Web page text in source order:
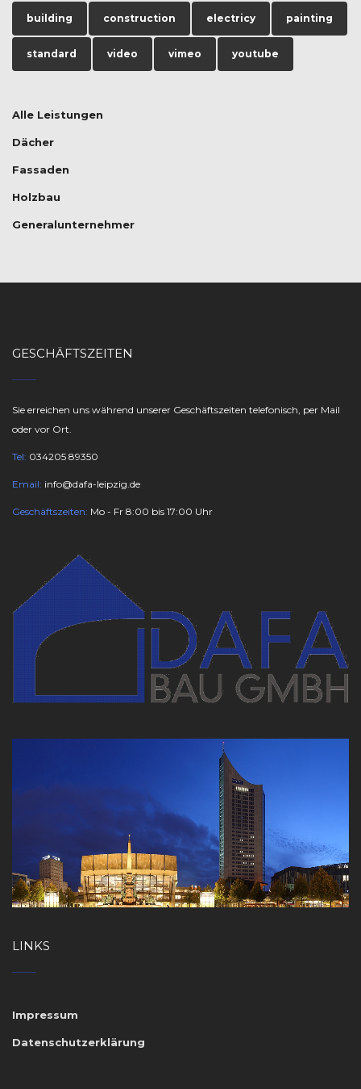
building construction electricy painting
standard video vimeo youtube
Alle Leistungen
Dächer
Fassaden
Holzbau
Generalunternehmer
GESCHÄFTSZEITEN
Sie erreichen uns während unserer Geschäftszeiten telefonisch, per Mail
oder vor Ort.
Tel: 034205 89350
Email: info@dafa-leipzig.de
Geschäftszeiten: Mo - Fr 8:00 bis 17:00 Uhr
LINKS
Impressum
Datenschutzerklärung